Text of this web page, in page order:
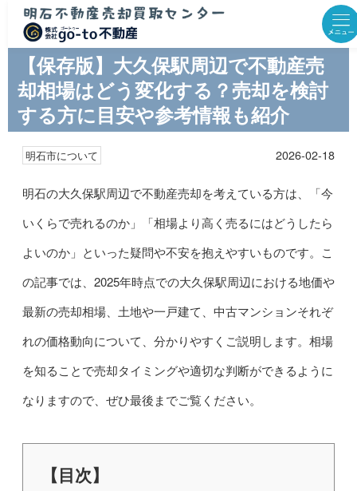
【保存版】大久保駅周辺で不動産売
却相場はどう変化する？売却を検討
する方に目安や参考情報も紹介
明石市について 2026-02-18
明石の大久保駅周辺で不動産売却を考えている方は、「今
いくらで売れるのか」「相場より高く売るにはどうしたら
よいのか」といった疑問や不安を抱えやすいものです。こ
の記事では、2025年時点での大久保駅周辺における地価や
最新の売却相場、土地や一戸建て、中古マンションそれぞ
れの価格動向について、分かりやすくご説明します。相場
を知ることで売却タイミングや適切な判断ができるように
なりますので、ぜひ最後までご覧ください。
【目次】